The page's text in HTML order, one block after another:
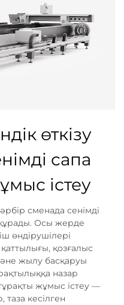
өткізу
сапа
істеу
сменада сенімді
Осы жерде
өндірушілері
қозғалыс
жылу басқаруы
назар
жұмыс істеу —
кесілген